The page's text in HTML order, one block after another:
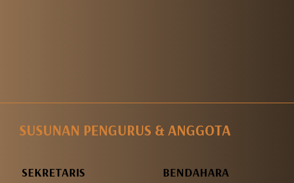
SUSUNAN PENGURUS & ANGGOTA
SEKRETARIS BENDAHARA